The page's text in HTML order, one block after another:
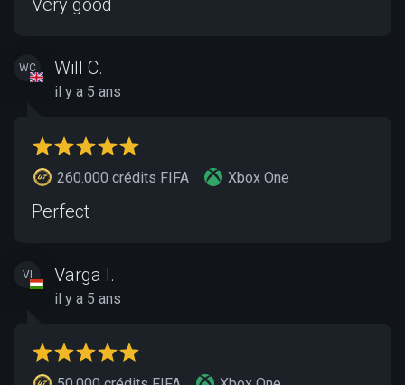
Very good
WC Will C.
il y a 5 ans
260.000 crédits FIFA Xbox One
Perfect
VI Varga I.
il y a 5 ans